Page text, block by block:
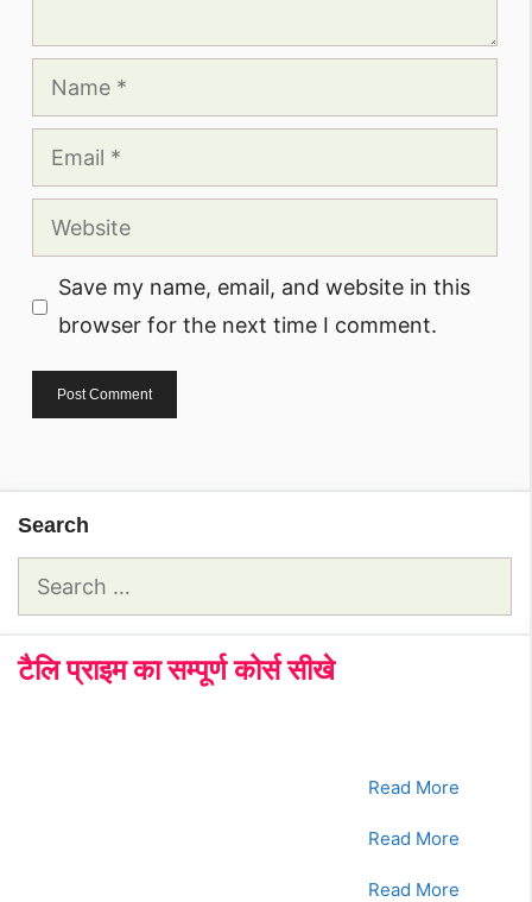
Name
Email
Website
Save my name, email, and website in this
browser for the next time I comment.
Search
Search
टैलि प्राइम का सम्पूर्ण कोर्स सीखे
Read More
Read More
Read More